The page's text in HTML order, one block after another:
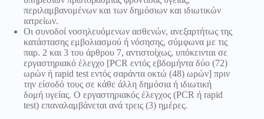
περιλαμβανομένων και των δημόσιων και ιδιωτικών
ιατρείων.
Oι συνοδοί νοσηλευόμενων ασθενών, ανεξαρτήτως της
κατάστασης εμβολιασμού ή νόσησης, σύμφωνα με τις
παρ. 2 και 3 του άρθρου 7, αντιστοίχως, υπόκεινται σε
εργαστηριακό έλεγχο [PCR εντός εβδομήντα δύο (72)
ωρών ή rapid test εντός σαράντα οκτώ (48) ωρών] πριν
την είσοδό τους σε κάθε άλλη δημόσια ή ιδιωτική
δομή υγείας. Ο εργαστηριακός έλεγχος (PCR ή rapid
test) επαναλαμβάνεται ανά τρεις (3) ημέρες.